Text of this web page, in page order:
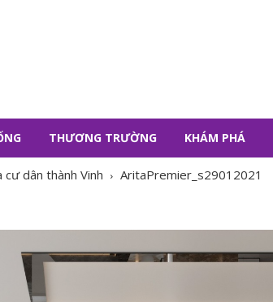
THƯƠNG TRƯỜNG KHÁM PHÁ
dân thành Vinh AritaPremier_s29012021